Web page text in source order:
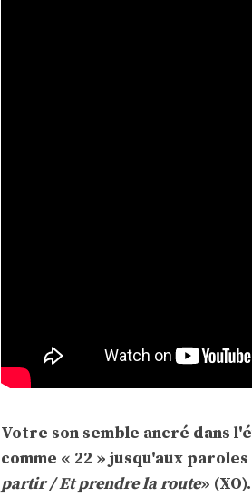
Votre son semble ancré dans
comme « 22 » jusqu'aux paroles
partir / Et prendre la route»